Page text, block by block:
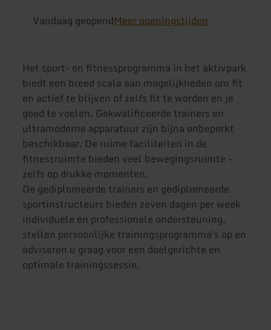
Vandaag geopendMeer openingstijden
Het sport- en fitnessprogramma in het aktivpark
biedt een breed scala aan mogelijkheden om fit
en actief te blijven of zelfs fit te worden en je
goed te voelen. Gekwalificeerde trainers en
ultramoderne apparatuur zijn bijna onbeperkt
beschikbaar. De ruime faciliteiten in de
fitnessruimte bieden veel bewegingsruimte -
zelfs op drukke momenten.
De gediplomeerde trainers en gediplomeerde
sportinstructeurs bieden zeven dagen per week
individuele en professionele ondersteuning,
stellen persoonlijke trainingsprogramma's op en
adviseren u graag voor een doelgerichte en
optimale trainingssessie.